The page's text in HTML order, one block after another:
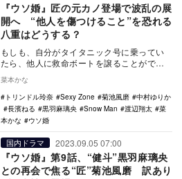
『ウソ婚』匠の元カノ登場で波乱の展
開へ “他人を傷つけること”を恐れる
八重はどうする？
もしも、自分がタイタニック号に乗ってい
たら、他人に救命ボートを譲ることができ
しても……と思…
菜本かな
トリンドル玲奈
Sexy Zone 菊池風磨
中村ゆりか
長濱ねる
黒羽麻璃央 Snow Man 渡辺翔太
菜
本かな
ウソ婚
国内ドラマ 2023.09.05 07:00
『ウソ婚』第9話、“健斗”黒羽麻璃央
との再会で焦る“匠”菊池風磨 訳あり